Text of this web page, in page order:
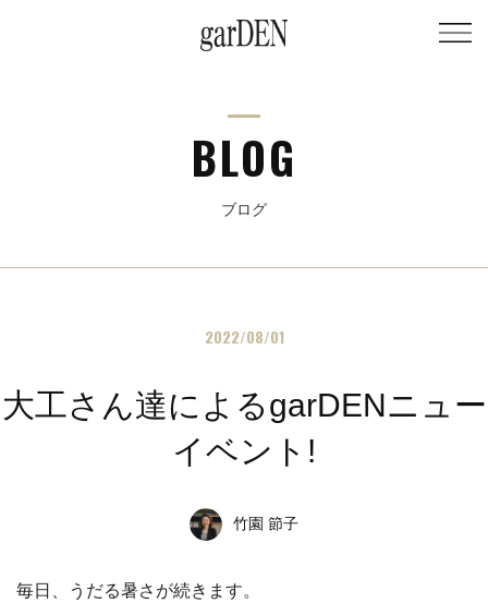
BLOG
ブログ
2022/08/01
大工さん達によるgarDENニュー
イベント!
竹園 節子
毎日、うだる暑さが続きます。